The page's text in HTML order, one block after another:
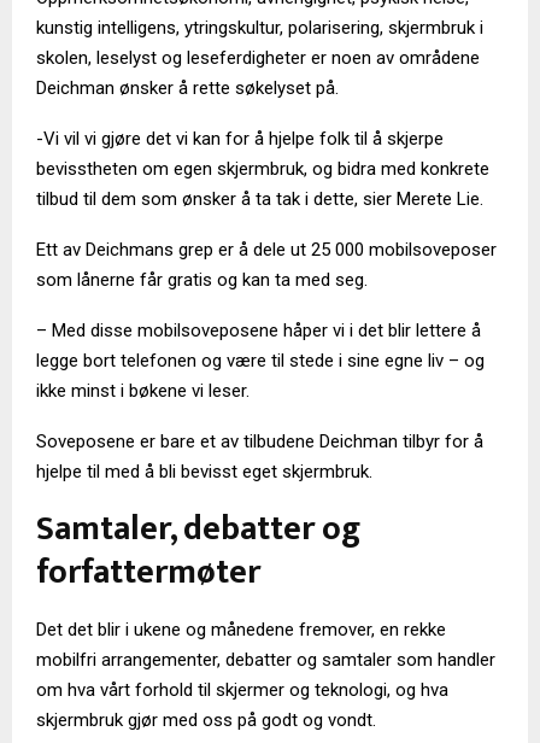
kunstig intelligens, ytringskultur, polarisering, skjermbruk i
skolen, leselyst og leseferdigheter er noen av områdene
Deichman ønsker å rette søkelyset på.
-Vi vil vi gjøre det vi kan for å hjelpe folk til å skjerpe
bevisstheten om egen skjermbruk, og bidra med konkrete
tilbud til dem som ønsker å ta tak i dette, sier Merete Lie.
Ett av Deichmans grep er å dele ut 25 000 mobilsoveposer
som lånerne får gratis og kan ta med seg.
– Med disse mobilsoveposene håper vi i det blir lettere å
legge bort telefonen og være til stede i sine egne liv – og
ikke minst i bøkene vi leser.
Soveposene er bare et av tilbudene Deichman tilbyr for å
hjelpe til med å bli bevisst eget skjermbruk.
Samtaler, debatter og
forfattermøter
Det det blir i ukene og månedene fremover, en rekke
mobilfri arrangementer, debatter og samtaler som handler
om hva vårt forhold til skjermer og teknologi, og hva
skjermbruk gjør med oss på godt og vondt.